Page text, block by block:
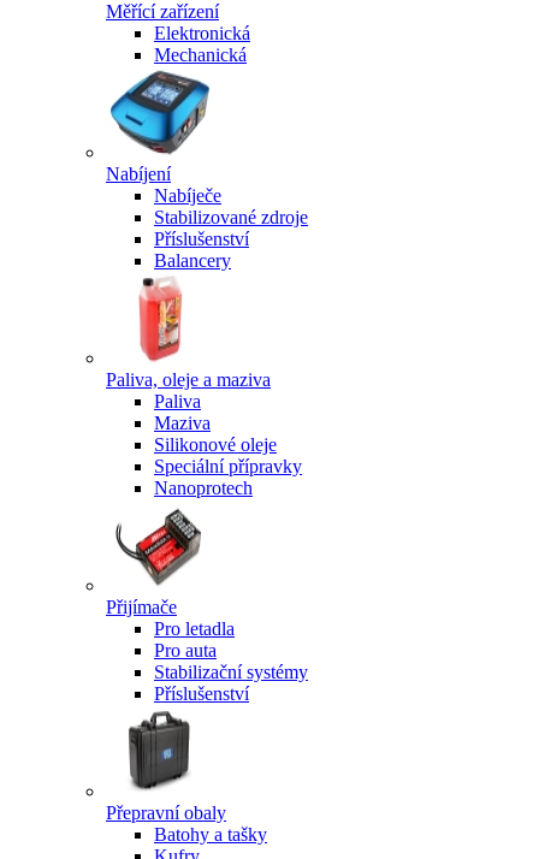
Měřící zařízení
Elektronická
Mechanická
Nabíjení
Nabíječe
Stabilizované zdroje
Příslušenství
Balancery
Paliva, oleje a maziva
Paliva
Maziva
Silikonové oleje
Speciální přípravky
Nanoprotech
Přijímače
Pro letadla
Pro auta
Stabilizační systémy
Příslušenství
Přepravní obaly
Batohy a tašky